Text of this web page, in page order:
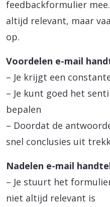
feedbackformulier
altijd relevant, maar
op.
Voordelen e-mail
– Je krijgt een
– Je kunt goed het
bepalen
– Doordat de
snel conclusies uit
Nadelen e-mail
– Je stuurt het
niet altijd relevant is